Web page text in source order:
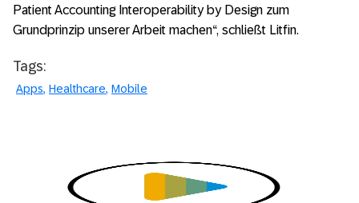
Patient Accounting Interoperability by Design zum
Grundprinzip unserer Arbeit machen“, schließt Litfin.
Tags:
Apps Healthcare Mobile